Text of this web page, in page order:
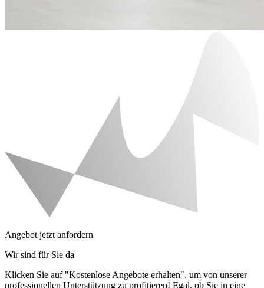
Angebot jetzt anfordern
Wir sind für Sie da
Klicken Sie auf "Kostenlose Angebote erhalten", um von unserer
professionellen Unterstützung zu profitieren! Egal, ob Sie in eine